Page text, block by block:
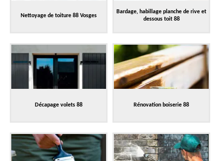
Nettoyage de toiture 88 Vosges
Bardage, habillage planche de rive et
dessous toit 88
Décapage volets 88 Rénovation boiserie 88